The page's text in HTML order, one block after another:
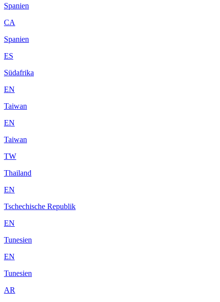
Spanien
CA
Spanien
ES
Südafrika
EN
Taiwan
EN
Taiwan
TW
Thailand
EN
Tschechische Republik
EN
Tunesien
EN
Tunesien
AR